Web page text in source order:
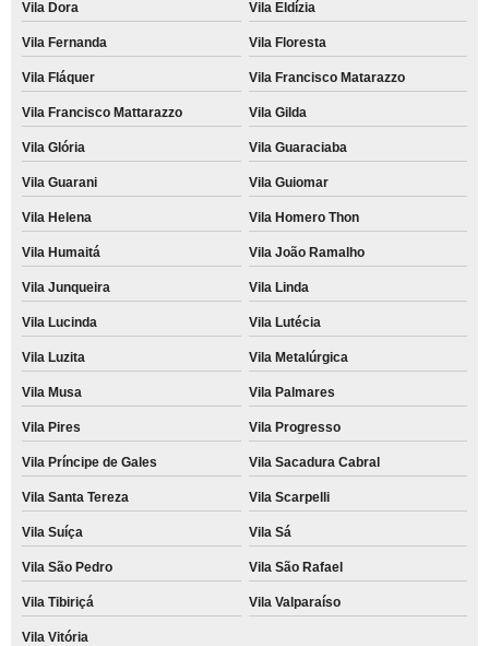
Vila Dora Vila Eldízia
Vila Fernanda Vila Floresta
Vila Fláquer Vila Francisco Matarazzo
Vila Francisco Mattarazzo Vila Gilda
Vila Glória Vila Guaraciaba
Vila Guarani Vila Guiomar
Vila Helena Vila Homero Thon
Vila Humaitá Vila João Ramalho
Vila Junqueira Vila Linda
Vila Lucinda Vila Lutécia
Vila Luzita Vila Metalúrgica
Vila Musa Vila Palmares
Vila Pires Vila Progresso
Vila Príncipe de Gales Vila Sacadura Cabral
Vila Santa Tereza Vila Scarpelli
Vila Suíça Vila Sá
Vila São Pedro Vila São Rafael
Vila Tibiriçá Vila Valparaíso
Vila Vitória